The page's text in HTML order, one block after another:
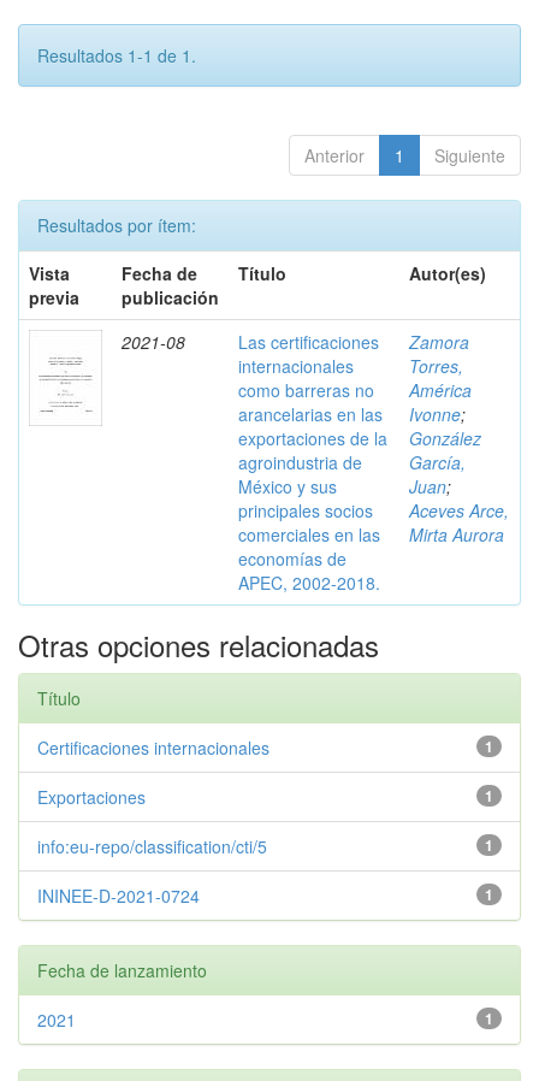
Resultados 1-1 de 1.
Anterior 1 Siguiente
Resultados por ítem:
Vista
previa
Fecha de
publicación
Título Autor(es)
2021-08
Las certificaciones
internacionales
como barreras no
arancelarias en las
exportaciones de la
agroindustria de
México y sus
principales socios
comerciales en las
economías de
APEC, 2002-2018.
Zamora
Torres,
América
Ivonne;
González
García,
Juan;
Aceves Arce,
Mirta Aurora
Otras opciones relacionadas
Título
1
Certificaciones internacionales
1
Exportaciones
1
info:eu-repo/classification/cti/5
1
ININEE-D-2021-0724
Fecha de lanzamiento
1
2021